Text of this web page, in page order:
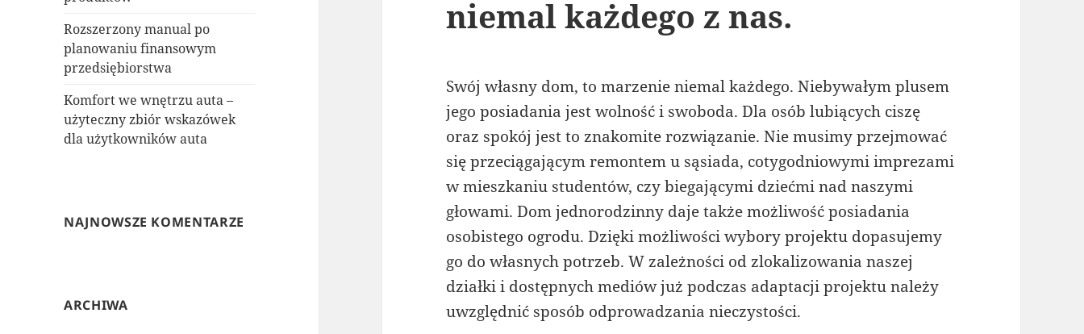
Rozszerzony manual po
planowaniu finansowym
przedsiębiorstwa
Komfort we wnętrzu auta –
użyteczny zbiór wskazówek
dla użytkowników auta
NAJNOWSZE KOMENTARZE
ARCHIWA
niemal każdego z nas.
Swój własny dom, to marzenie niemal każdego. Niebywałym plusem
jego posiadania jest wolność i swoboda. Dla osób lubiących ciszę
oraz spokój jest to znakomite rozwiązanie. Nie musimy przejmować
się przeciągającym remontem u sąsiada, cotygodniowymi imprezami
w mieszkaniu studentów, czy biegającymi dziećmi nad naszymi
głowami. Dom jednorodzinny daje także możliwość posiadania
osobistego ogrodu. Dzięki możliwości wybory projektu dopasujemy
go do własnych potrzeb. W zależności od zlokalizowania naszej
działki i dostępnych mediów już podczas adaptacji projektu należy
uwzględnić sposób odprowadzania nieczystości.